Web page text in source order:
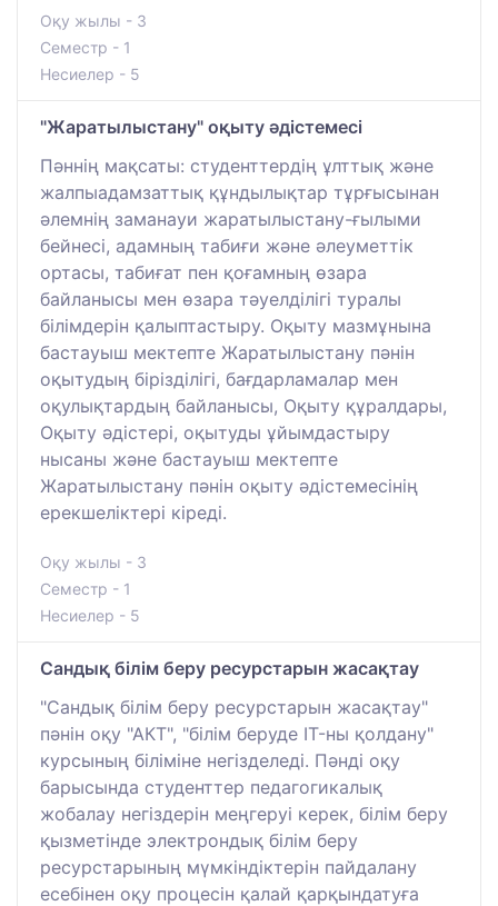
Оқу жылы - 3
Семестр - 1
Несиелер - 5
"Жаратылыстану" оқыту әдістемесі
Пәннің мақсаты: студенттердің ұлттық және
жалпыадамзаттық құндылықтар тұрғысынан
әлемнің заманауи жаратылыстану-ғылыми
бейнесі, адамның табиғи және әлеуметтік
ортасы, табиғат пен қоғамның өзара
байланысы мен өзара тәуелділігі туралы
білімдерін қалыптастыру. Оқыту мазмұнына
бастауыш мектепте Жаратылыстану пәнін
оқытудың бірізділігі, бағдарламалар мен
оқулықтардың байланысы, Оқыту құралдары,
Оқыту әдістері, оқытуды ұйымдастыру
нысаны және бастауыш мектепте
Жаратылыстану пәнін оқыту әдістемесінің
ерекшеліктері кіреді.
Оқу жылы - 3
Семестр - 1
Несиелер - 5
Сандық білім беру ресурстарын жасақтау
"Сандық білім беру ресурстарын жасақтау"
пәнін оқу "АКТ", "білім беруде IT-ны қолдану"
курсының біліміне негізделеді. Пәнді оқу
барысында студенттер педагогикалық
жобалау негіздерін меңгеруі керек, білім беру
қызметінде электрондық білім беру
ресурстарының мүмкіндіктерін пайдалану
есебінен оқу процесін қалай қарқындатуға